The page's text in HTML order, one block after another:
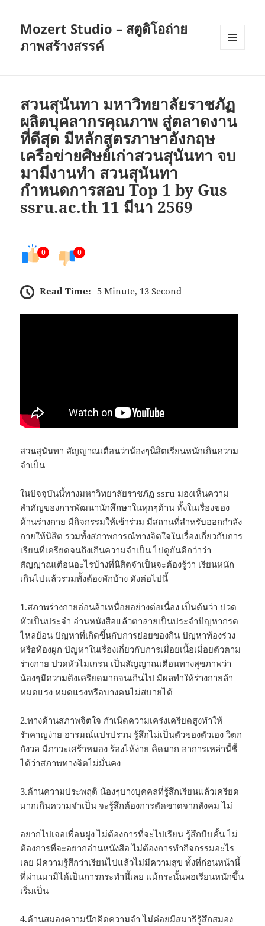
Mozert Studio – สตูดิโอถ่าย
ภาพสร้างสรรค์
สวนสุนันทา มหาวิทยาลัยราชภัฏ
ผลิตบุคลากรคุณภาพ สู่ตลาดงาน
ที่ดีสุด มีหลักสูตรภาษาอังกฤษ
เครือข่ายศิษย์เก่าสวนสุนันทา จบ
มามีงานทำ สวนสุนันทา
กำหนดการสอบ Top 1 by Gus
ssru.ac.th 11 มีนา 2569
0 0
Read Time: 5 Minute, 13 Second
สวนสุนันทา สัญญาณเตือนว่าน้องๆนิสิตเรียนหนักเกินความ
จำเป็น
ในปัจจุบันนี้ทางมหาวิทยาลัยราชภัฏ ssru มองเห็นความ
สำคัญของการพัฒนานักศึกษาในทุกๆด้าน ทั้งในเรื่องของ
ด้านร่างกาย มีกิจกรรมให้เข้าร่วม มีสถานที่สำหรับออกกำลัง
กายให้นิสิต รวมทั้งสภาพการณ์ทางจิตใจในเรื่องเกี่ยวกับการ
เรียนที่เครียดจนถึงเกินความจำเป็น ไปดูกันดีกว่าว่า
สัญญาณเตือนอะไรบ้างที่นิสิตจำเป็นจะต้องรู้ว่า เรียนหนัก
เกินไปแล้วรวมทั้งต้องพักบ้าง ดังต่อไปนี้
1.สภาพร่างกายอ่อนล้าเหนื่อยอย่างต่อเนื่อง เป็นต้นว่า ปวด
หัวเป็นประจำ อ่านหนังสือแล้วตาลายเป็นประจำปัญหากรด
ไหลย้อน ปัญหาที่เกิดขึ้นกับการย่อยของกิน ปัญหาท้องร่วง
หรือท้องผูก ปัญหาในเรื่องเกี่ยวกับการเมื่อยเนื้อเมื่อยตัวตาม
ร่างกาย ปวดหัวไมเกรน เป็นสัญญาณเตือนทางสุขภาพว่า
น้องๆมีความตึงเครียดมากจนเกินไป มีผลทำให้ร่างกายล้า
หมดแรง หมดแรงหรือบางคนไม่สบายได้
2.ทางด้านสภาพจิตใจ กำเนิดความเคร่งเครียดสูงทำให้
รำคาญง่าย อารมณ์แปรปรวน รู้สึกไม่เป็นตัวของตัวเอง วิตก
กังวล มีภาวะเศร้าหมอง ร้องไห้ง่าย คิดมาก อาการเหล่านี้ชี้
ได้ว่าสภาพทางจิตไม่มั่นคง
3.ด้านความประพฤติ น้องๆบางบุคคลที่รู้สึกเรียนแล้วเครียด
มากเกินความจำเป็น จะรู้สึกต้องการตัดขาดจากสังคม ไม่
อยากไปเจอเพื่อนฝูง ไม่ต้องการที่จะไปเรียน รู้สึกบีบคั้น ไม่
ต้องการที่จะอยากอ่านหนังสือ ไม่ต้องการทำกิจกรรมอะไร
เลย มีความรู้สึกว่าเรียนไปแล้วไม่มีความสุข ทั้งที่ก่อนหน้านี้
ที่ผ่านมามิได้เป็นการกระทำนี้เลย แม้กระนั้นพอเรียนหนักขึ้น
เริ่มเป็น
4.ด้านสมองความนึกคิดความจำ ไม่ค่อยมีสมาธิรู้สึกสมอง